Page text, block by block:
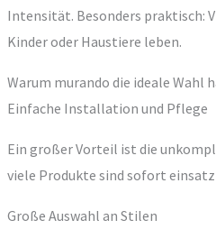
Intensität. Besonders praktisch:
Kinder oder Haustiere leben.
Warum murando die ideale Wahl
Einfache Installation und Pflege
Ein großer Vorteil ist die
viele Produkte sind sofort
Große Auswahl an Stilen